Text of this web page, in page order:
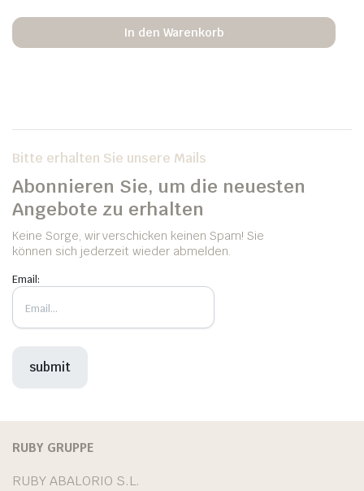
In den Warenkorb
Bitte erhalten Sie unsere Mails
Abonnieren Sie, um die neuesten
Angebote zu erhalten
Keine Sorge, wir verschicken keinen Spam! Sie
können sich jederzeit wieder abmelden.
Email:
RUBY GRUPPE
RUBY ABALORIO S.L.